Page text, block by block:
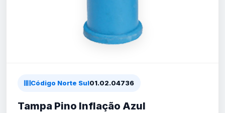
Código Norte Sul01.02.04736
Tampa Pino Inflação Azul